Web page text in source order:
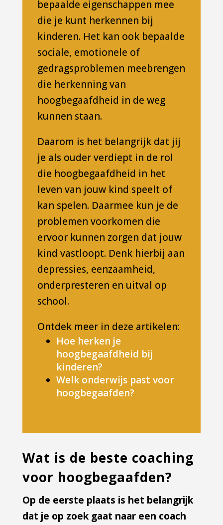
bepaalde eigenschappen mee
die je kunt herkennen bij
kinderen. Het kan ook bepaalde
sociale, emotionele of
gedragsproblemen meebrengen
die herkenning van
hoogbegaafdheid in de weg
kunnen staan.
Daarom is het belangrijk dat jij
je als ouder verdiept in de rol
die hoogbegaafdheid in het
leven van jouw kind speelt of
kan spelen. Daarmee kun je de
problemen voorkomen die
ervoor kunnen zorgen dat jouw
kind vastloopt. Denk hierbij aan
depressies, eenzaamheid,
onderpresteren en uitval op
school.
Ontdek meer in deze artikelen:
Hoe herken je
hoogbegaafdheid bij
kinderen?
Welk onderwijs past voor
hoogbegaafden?
Wat is de beste coaching
voor hoogbegaafden?
Op de eerste plaats is het belangrijk
dat je op zoek gaat naar een coach